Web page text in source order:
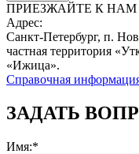
ПРИЕЗЖАЙТЕ К
Адрес:
Санкт-Петербург, п.
частная территория
«Ижица».
Справочная
ЗАДАТЬ
Имя:*